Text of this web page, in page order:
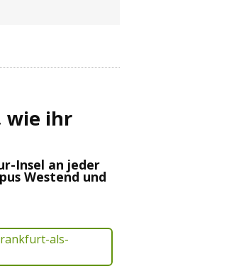
wie ihr
Insel an jeder
Westend und